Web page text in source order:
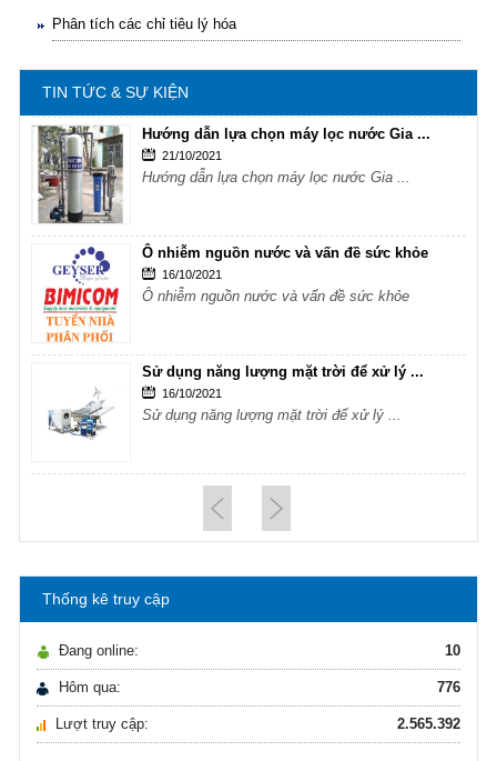
Phân tích các chỉ tiêu lý hóa
TIN TỨC & SỰ KIỆN
Sử dụng năng lượng mặt trời để xử lý ...
Hướng dẫn lựa chọn máy lọc nước Gia ...
21/10/2021
Hướng dẫn lựa chọn máy lọc nước Gia ...
Ô nhiễm nguồn nước và vấn đề sức khỏe
16/10/2021
Ô nhiễm nguồn nước và vấn đề sức khỏe
Sử dụng năng lượng mặt trời để xử lý ...
16/10/2021
Sử dụng năng lượng mặt trời để xử lý ...
Hướng dẫn lựa chọn máy lọc nước Gia ...
21/10/2021
Hướng dẫn lựa chọn máy lọc nước Gia ...
Ô nhiễm nguồn nước và vấn đề sức khỏe
Sử dụng năng lượng mặt trời để xử lý ...
Thống kê truy cập
Đang online: 10
Hôm qua: 776
Lượt truy cập: 2.565.392